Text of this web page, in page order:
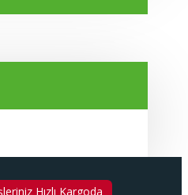
Üzeri Kargo Bedava